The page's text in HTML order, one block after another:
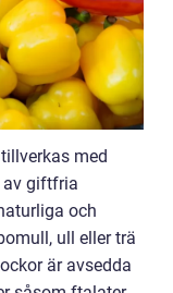
med
av giftfria
och
ull eller trä
är avsedda